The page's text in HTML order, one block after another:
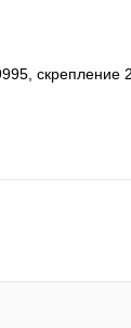
скрепление
Сравнение